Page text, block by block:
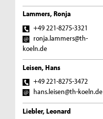
Lammers, Ronja
+49 221-8275-3321
ronja.lammers@th-
koeln.de
Leisen, Hans
+49 221-8275-3472
hans.leisen@th-koeln.de
Liebler, Leonard